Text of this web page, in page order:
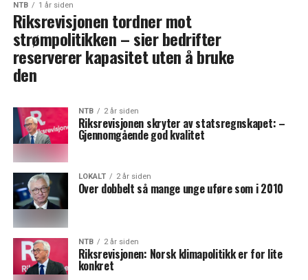
NTB 1 år siden
Riksrevisjonen tordner mot
strømpolitikken – sier bedrifter
reserverer kapasitet uten å bruke
den
NTB 2 år siden
Riksrevisjonen skryter av statsregnskapet: –
Gjennomgående god kvalitet
LOKALT 2 år siden
Over dobbelt så mange unge uføre som i 2010
NTB 2 år siden
Riksrevisjonen: Norsk klimapolitikk er for lite
konkret